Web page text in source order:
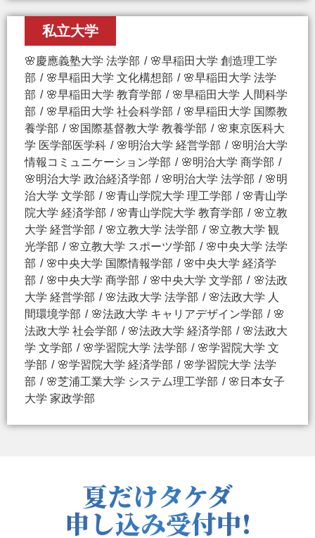
私立大学
🌸慶應義塾大学 法学部
🌸早稲田大学 創造理工学
部
🌸早稲田大学 文化構想部
🌸早稲田大学 法学
部
🌸早稲田大学 教育学部
🌸早稲田大学 人間科学
部
🌸早稲田大学 社会科学部
🌸早稲田大学 国際教
養学部
🌸国際基督教大学 教養学部
🌸東京医科大
学 医学部医学科
🌸明治大学 経営学部
🌸明治大学
情報コミュニケーション学部
🌸明治大学 商学部
🌸明治大学 政治経済学部
🌸明治大学 法学部
🌸明
治大学 文学部
🌸青山学院大学 理工学部
🌸青山学
院大学 経済学部
🌸青山学院大学 教育学部
🌸立教
大学 経営学部
🌸立教大学 法学部
🌸立教大学 観
光学部
🌸立教大学 スポーツ学部
🌸中央大学 法学
部
🌸中央大学 国際情報学部
🌸中央大学 経済学
部
🌸中央大学 商学部 🌸中央大学 文学部
🌸法政
大学 経営学部
🌸法政大学 法学部
🌸法政大学 人
間環境学部
🌸法政大学 キャリアデザイン学部
🌸
法政大学 社会学部
🌸法政大学 経済学部
🌸法政大
学 文学部
🌸学習院大学 法学部
🌸学習院大学 文
学部
🌸学習院大学 経済学部
🌸学習院大学 法学
部
🌸芝浦工業大学 システム理工学部
🌸日本女子
大学 家政学部
夏だけタケダ
申し込み受付中!